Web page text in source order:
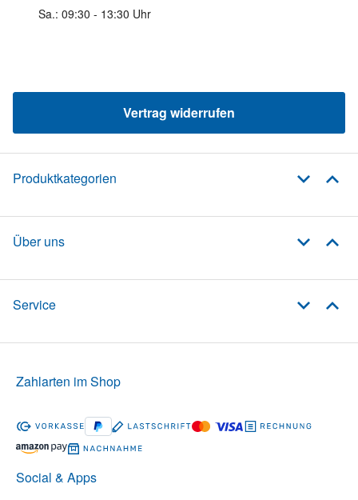
Sa.: 09:30 - 13:30 Uhr
Vertrag widerrufen
Produktkategorien
Über uns
Service
Social & Apps
Zahlarten im Shop